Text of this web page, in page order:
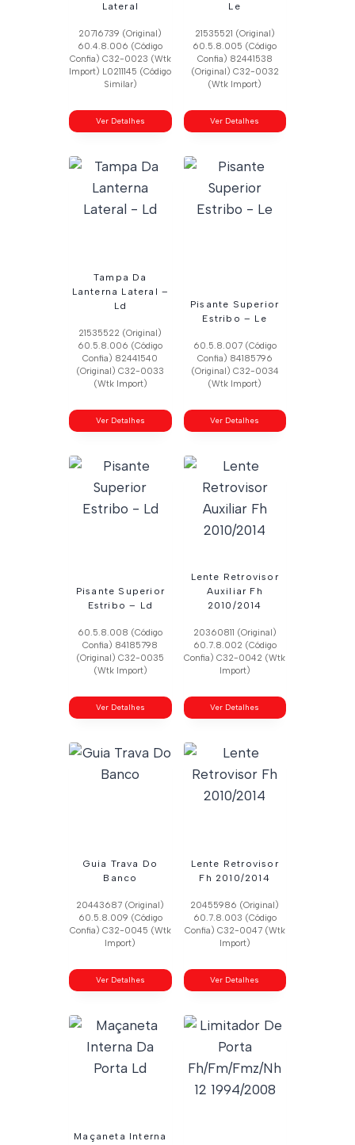
Lateral
20716739 (Original)
60.4.8.006 (Código
Confia) C32-0023 (Wtk
Import) L0211145 (Código
Similar)
Ver Detalhes
Le
21535521 (Original)
60.5.8.005 (Código
Confia) 82441538
(Original) C32-0032
(Wtk Import)
Ver Detalhes
Tampa Da
Lanterna Lateral –
Ld
21535522 (Original)
60.5.8.006 (Código
Confia) 82441540
(Original) C32-0033
(Wtk Import)
Ver Detalhes
Pisante Superior
Estribo – Le
60.5.8.007 (Código
Confia) 84185796
(Original) C32-0034
(Wtk Import)
Ver Detalhes
Pisante Superior
Estribo – Ld
60.5.8.008 (Código
Confia) 84185798
(Original) C32-0035
(Wtk Import)
Ver Detalhes
Lente Retrovisor
Auxiliar Fh
2010/2014
20360811 (Original)
60.7.8.002 (Código
Confia) C32-0042 (Wtk
Import)
Ver Detalhes
Guia Trava Do
Banco
20443687 (Original)
60.5.8.009 (Código
Confia) C32-0045 (Wtk
Import)
Ver Detalhes
Lente Retrovisor
Fh 2010/2014
20455986 (Original)
60.7.8.003 (Código
Confia) C32-0047 (Wtk
Import)
Ver Detalhes
Maçaneta Interna